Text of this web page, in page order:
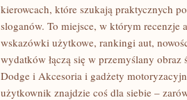
kierowcach, które szukają praktycznych
sloganów. To miejsce, w którym recenzje
wskazówki użytkowe, rankingi aut,
wydatków łączą się w przemyślany
Dodge i Akcesoria i gadżety
użytkownik znajdzie coś dla siebie –